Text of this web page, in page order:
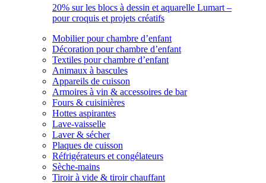
20% sur les blocs à dessin et aquarelle Lumart –
pour croquis et projets créatifs
Mobilier pour chambre d’enfant
Décoration pour chambre d’enfant
Textiles pour chambre d’enfant
Animaux à bascules
Appareils de cuisson
Armoires à vin & accessoires de bar
Fours & cuisinières
Hottes aspirantes
Lave-vaisselle
Laver & sécher
Plaques de cuisson
Réfrigérateurs et congélateurs
Sèche-mains
Tiroir à vide & tiroir chauffant